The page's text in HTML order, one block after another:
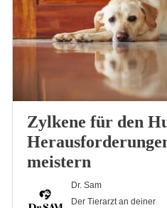
Zylkene für den
meistern
Dr. Sam
Der Tierarzt an deiner